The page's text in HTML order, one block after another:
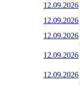
12.09.2026
12.09.2026
12.09.2026
12.09.2026
12.09.2026